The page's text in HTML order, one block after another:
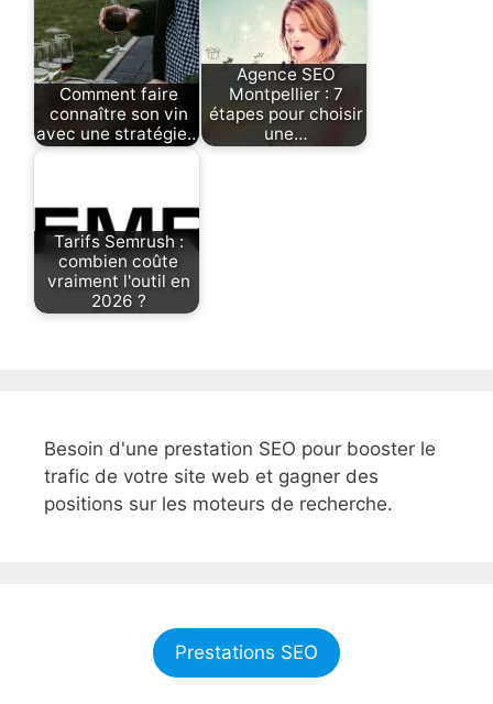
Comment faire
connaître son vin
avec une stratégie…
Agence SEO
Montpellier : 7
étapes pour choisir
une…
Tarifs Semrush :
combien coûte
vraiment l'outil en
2026 ?
Besoin d'une prestation SEO pour booster le
trafic de votre site web et gagner des
positions sur les moteurs de recherche.
Prestations SEO